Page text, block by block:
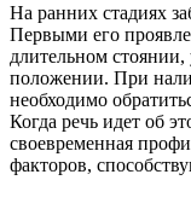
На ранних стадиях
Первыми его
длительном
положении. При
необходимо
Когда речь идет об
своевременная
факторов,